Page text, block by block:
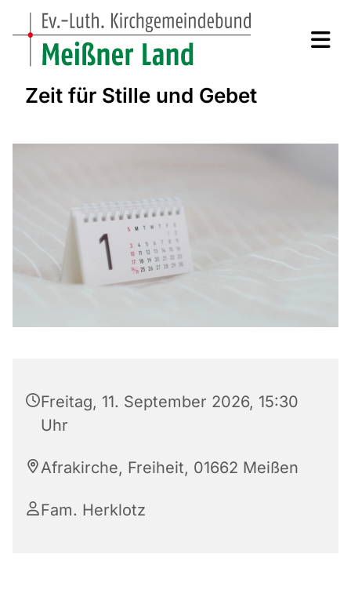
Zeit für Stille und Gebet
Freitag, 11. September 2026, 15:30
Uhr
Afrakirche, Freiheit, 01662 Meißen
Fam. Herklotz